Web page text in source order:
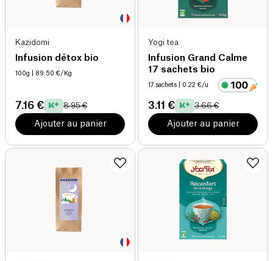
Kazidomi
Infusion détox bio
100g | 89.50 €/Kg
7.16 € 8.95 €
Ajouter au panier
Yogi tea
Infusion Grand Calme
17 sachets bio
17 sachets | 0.22 €/u
3.11 € 3.66 €
Ajouter au panier